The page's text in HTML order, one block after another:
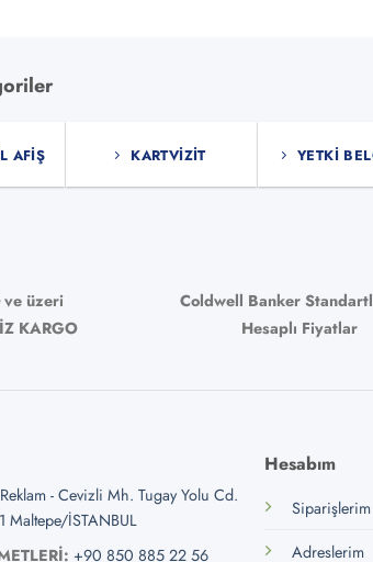
Seçenekler
AFIŞ KARTVIZIT YETKI
üzeri
KARGO
Coldwell Banker
Hesaplı Fiyatlar
- Cevizli Mh. Tugay Yolu Cd.
Maltepe/İSTANBUL
+90 850 885 22 56
Hesabım
Siparişlerim
Adreslerim